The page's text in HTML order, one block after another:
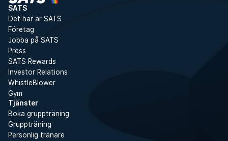
SATS
Det här är SATS
Företag
Jobba på SATS
Press
SATS Rewards
Investor Relations
WhistleBlower
Gym
Tjänster
Boka gruppträning
Gruppträning
Personlig tränare